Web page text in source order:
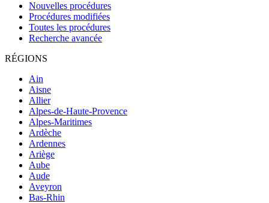
Nouvelles procédures
Procédures modifiées
Toutes les procédures
Recherche avancée
RÉGIONS
Ain
Aisne
Allier
Alpes-de-Haute-Provence
Alpes-Maritimes
Ardèche
Ardennes
Ariège
Aube
Aude
Aveyron
Bas-Rhin